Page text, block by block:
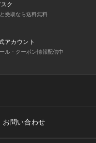
ク
受取なら送料無料
アカウント
ル・クーポン情報配信中
お問い合わせ